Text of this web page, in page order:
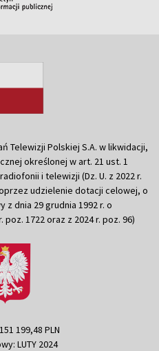
Telewizji Polskiej S.A. w likwidacji,
określonej w art. 21 ust. 1
i telewizji (Dz. U. z 2022 r.
udzielenie dotacji celowej, o
z dnia 29 grudnia 1992 r. o
1722 oraz z 2024 r. poz. 96)
199,48 PLN
LUTY 2024